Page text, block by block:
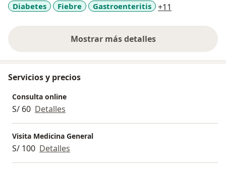
Diabetes
Fiebre Gastroenteritis +11
Mostrar más detalles
sobre la experiencia
Servicios y precios
Consulta online
S/ 60 Detalles
Visita Medicina General
S/ 100 Detalles